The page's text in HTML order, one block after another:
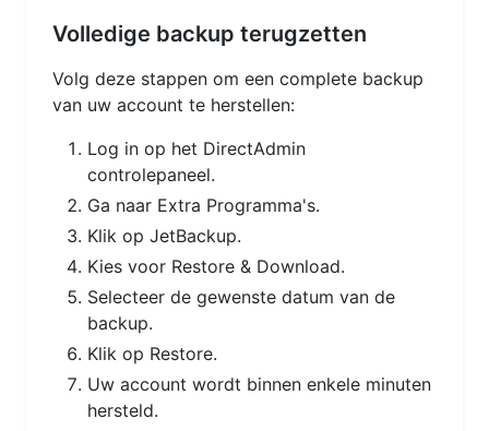
Volledige backup terugzetten
Volg deze stappen om een complete backup
van uw account te herstellen:
Log in op het DirectAdmin
controlepaneel.
Ga naar Extra Programma's.
Klik op JetBackup.
Kies voor Restore & Download.
Selecteer de gewenste datum van de
backup.
Klik op Restore.
Uw account wordt binnen enkele minuten
hersteld.